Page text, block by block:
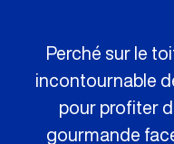
Perché sur le
incontournable
pour profiter
gourmande